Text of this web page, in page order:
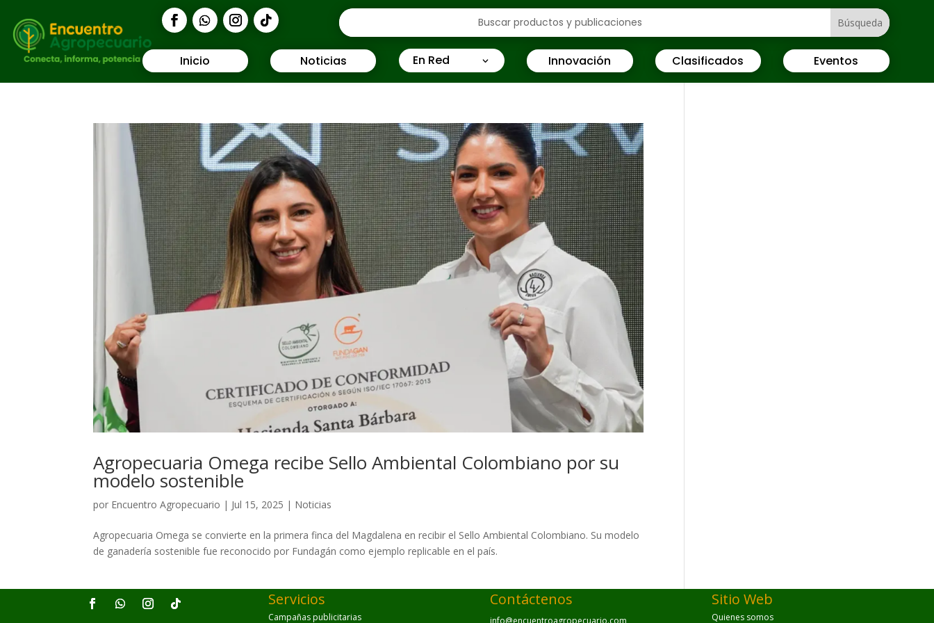
Inicio Noticias En Red Innovación Clasificados Eventos
Agropecuaria Omega recibe Sello Ambiental Colombiano por su
modelo sostenible
por Encuentro Agropecuario | Jul 15, 2025 | Noticias
Agropecuaria Omega se convierte en la primera finca del Magdalena en recibir el Sello Ambiental Colombiano. Su modelo
de ganadería sostenible fue reconocido por Fundagán como ejemplo replicable en el país.
Servicios
Campañas publicitarias
Contáctenos
info@encuentroagropecuario.com
Sitio Web
Quienes somos